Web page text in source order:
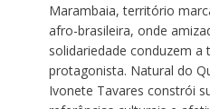
Marambaia, território
afro-brasileira, onde
solidariedade conduzem a
protagonista. Natural do
Ivonete Tavares constrói